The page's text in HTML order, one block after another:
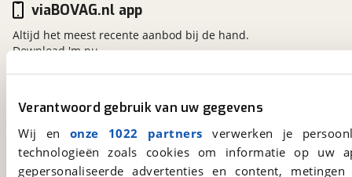
Verantwoord gebruik van uw gegevens
Wij en onze 1022 partners verwerken je
technologieën zoals cookies om informatie op
gepersonaliseerde advertenties en content,
- Elektrisch bedienbare portierruit aan de
chauffeurszijde
- Groot schuifraam aan de passagierszijde
- Dodehoekspiegel links en rechts
- Kenwood multimediasysteem met o.a. DAB, Aux
input. & Bluetooth, Tevens is navigeren mogelijk
doormiddel van Apple CarPlay & Android Auto
viaBOVAG.nl
Kosterijland15
3981 AJ
Bunnik
Een initiatief van
viaBOVAG.nl app
Altijd het meest recente aanbod bij de hand.
Download 'm nu.